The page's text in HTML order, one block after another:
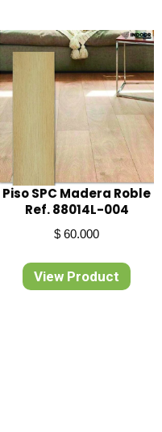
Piso SPC Madera Roble
Ref. 88014L-004
$ 60.000
View Product